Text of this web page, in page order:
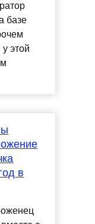
базе
этой
в